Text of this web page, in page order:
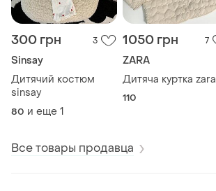
300 грн 3
Sinsay
Дитячий костюм
sinsay
80 и еще 1
1050 грн 7
ZARA
Дитяча куртка zara
110
Все товары продавца